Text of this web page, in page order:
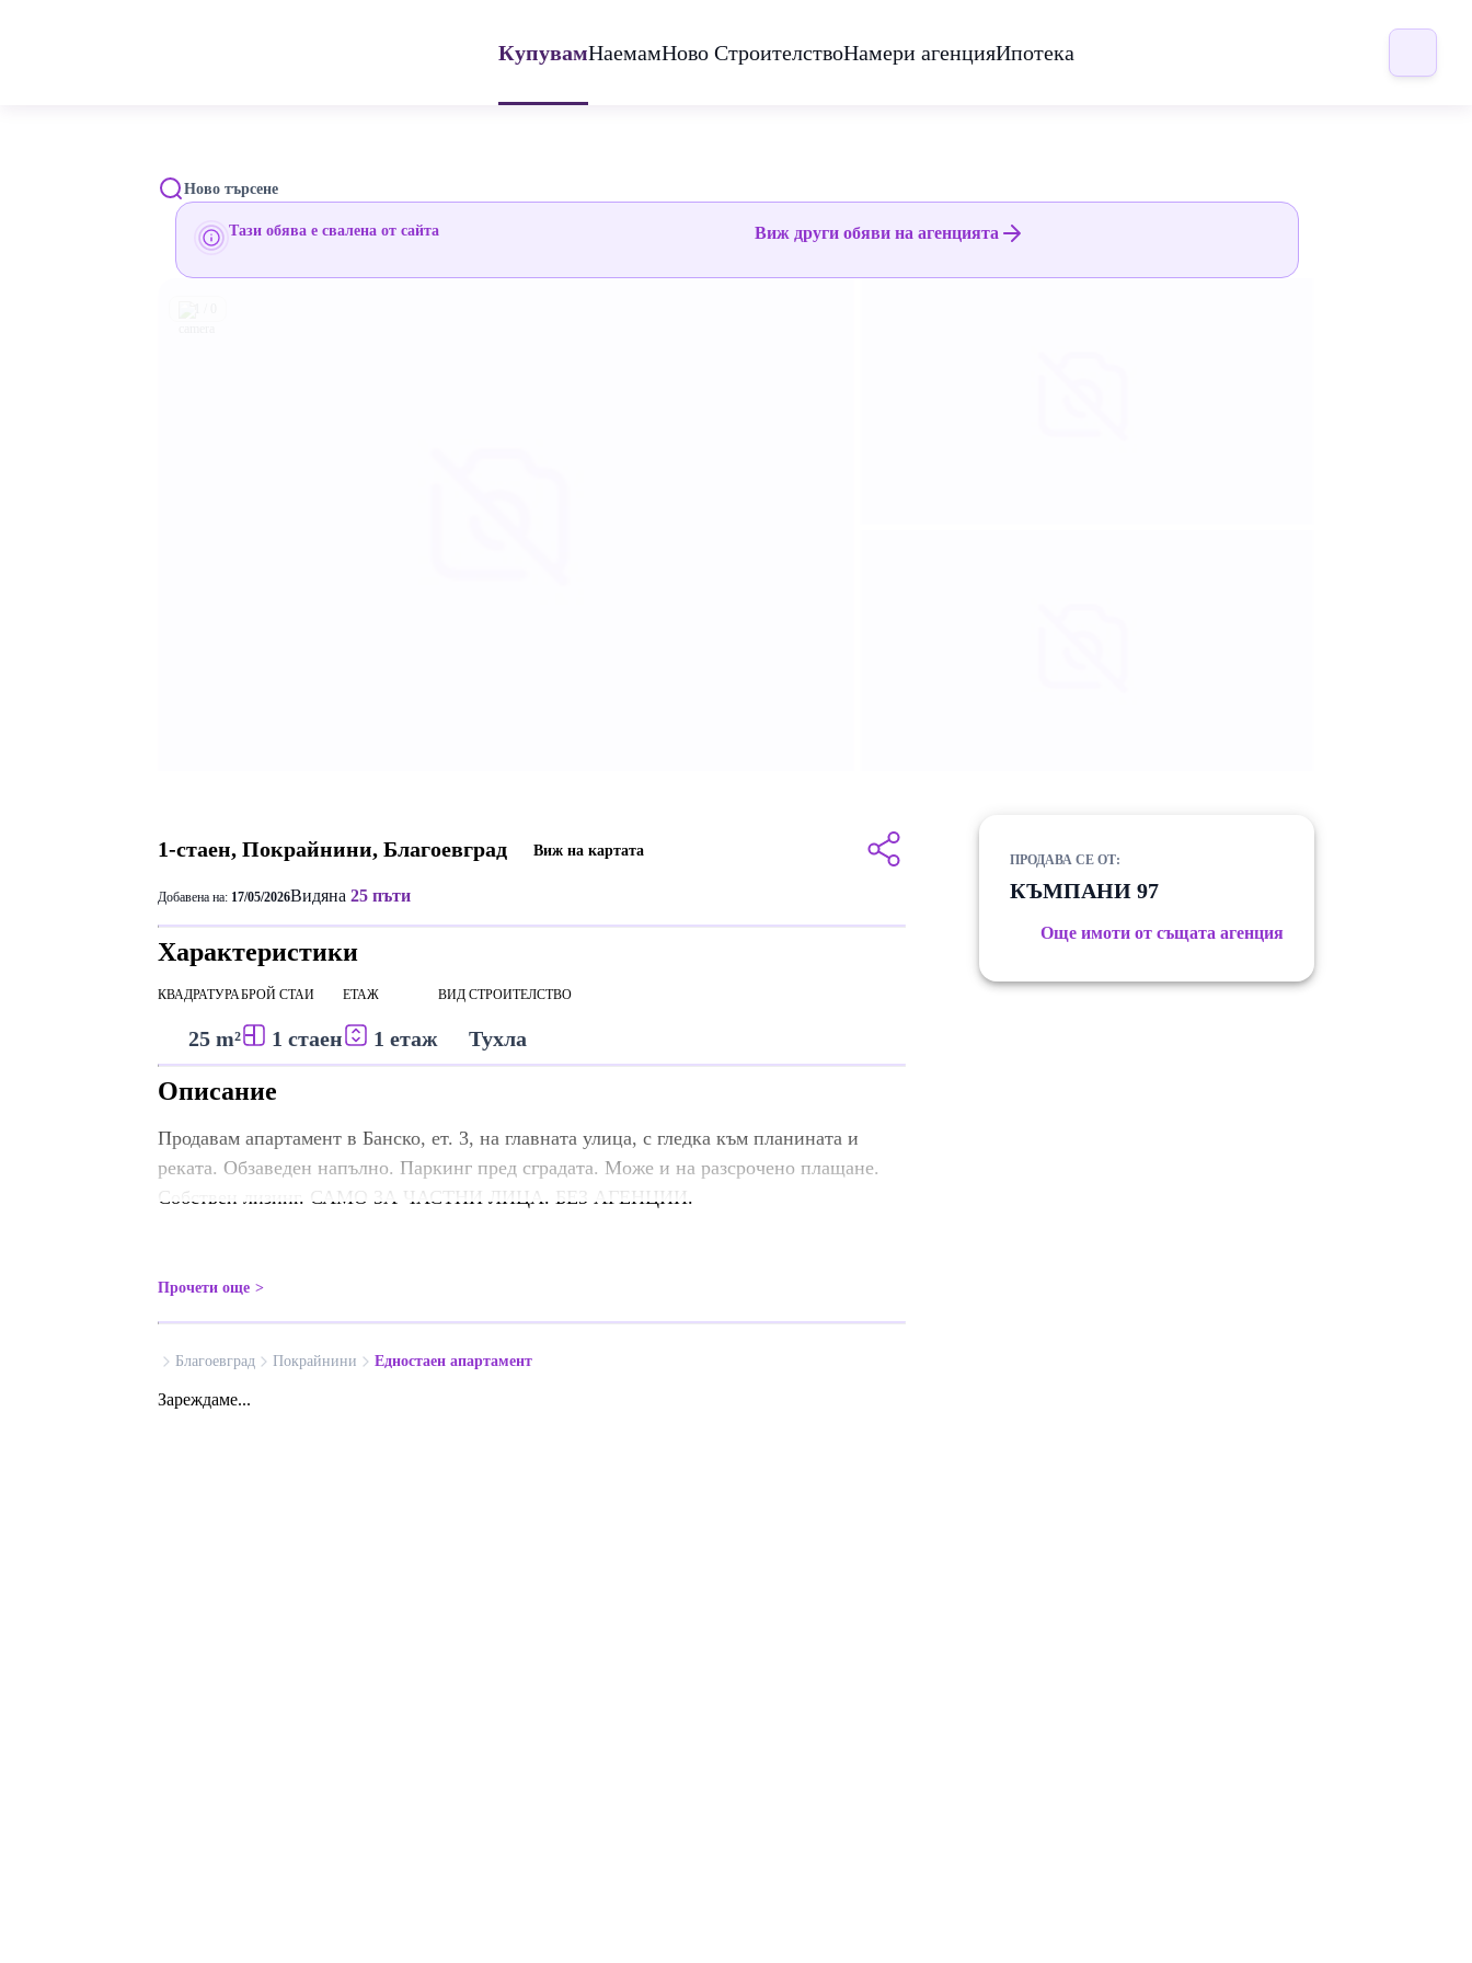
КупувамНаемамНово СтроителствоНамери агенцияИпотека
Ново търсене
Тази обява е свалена от сайта Виж други обяви на агенцията
1-стаен, Покрайнини, Благоевград Виж на картата
Добавена на: 17/05/2026Видяна 25 пъти
Характеристики
КВАДРАТУРА
25 m²
БРОЙ СТАИ
1 стаен
ЕТАЖ
1 етаж
ВИД СТРОИТЕЛСТВО
Тухла
Описание
Продавам апартамент в Банско, ет. 3, на главната улица, с гледка към планината и
реката. Обзаведен напълно. Паркинг пред сградата. Може и на разсрочено плащане.
Собствен лизинг. САМО ЗА ЧАСТНИ ЛИЦА. БЕЗ АГЕНЦИИ.
Прочети още
ПРОДАВА СЕ ОТ:
КЪМПАНИ 97
Още имоти от същата агенция
Благоевград Покрайнини Едностаен апартамент
Зареждаме...